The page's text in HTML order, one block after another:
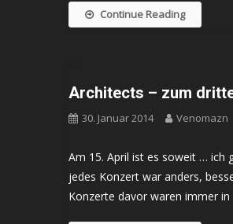
Continue Reading
Architects – zum
30. Januar 2014 Venomazn
Am 15. April ist es soweit … ich
jedes Konzert war anders,
Konzerte davor waren immer